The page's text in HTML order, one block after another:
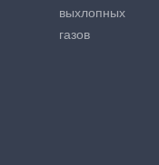
выхлопных
газов